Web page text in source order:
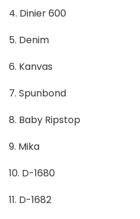
4. Dinier 600
5. Denim
6. Kanvas
7. Spunbond
8. Baby Ripstop
9. Mika
10. D-1680
11. D-1682